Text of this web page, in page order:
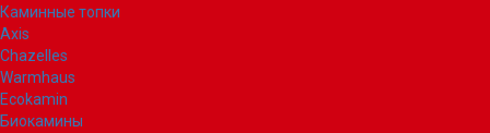
Каминные топки
Axis
Chazelles
Warmhaus
Ecokamin
Биокамины